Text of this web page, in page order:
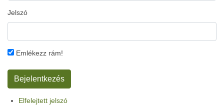
Jelszó
Emlékezz rám!
Elfelejtett jelszó